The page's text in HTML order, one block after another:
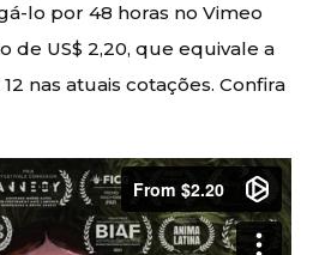
lo por 48 horas no Vimeo
de US$ 2,20, que equivale a
nas atuais cotações. Confira